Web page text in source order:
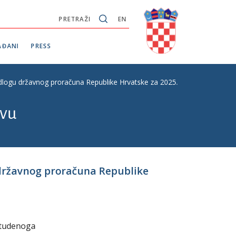
EN
PRETRAŽI
PRESS
državnog proračuna Republike Hrvatske za 2025. godinu i
proračuna Republike